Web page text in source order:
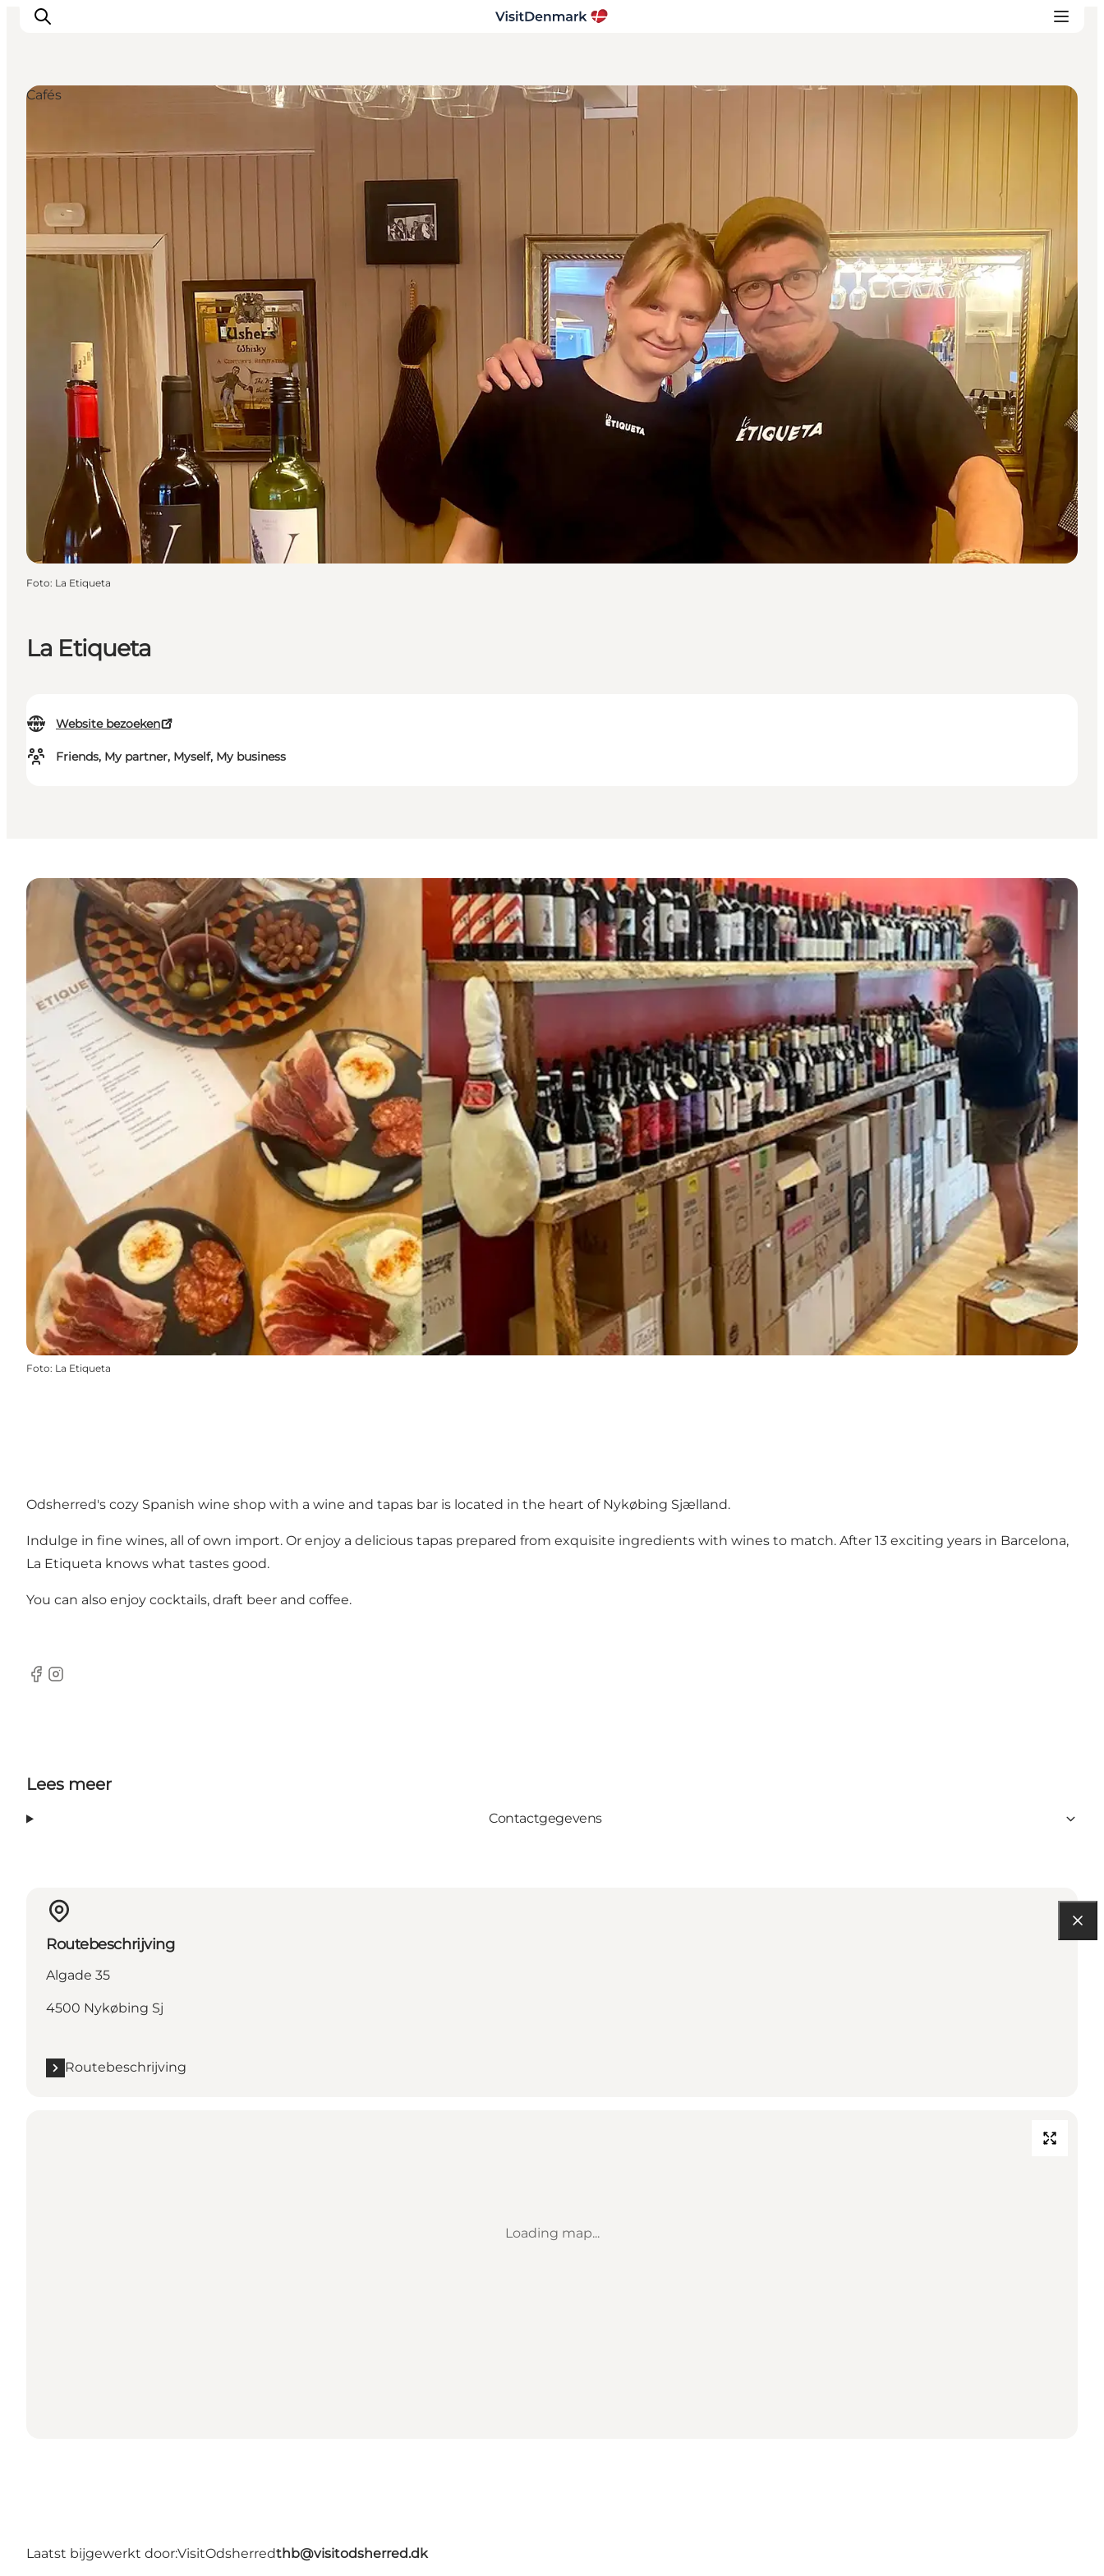
Bestemmingen
Wat te doen
Accommodaties
Plan je reis
La Etiqueta
Website bezoeken
Friends, My partner, Myself, My business
Cafés
Foto: La Etiqueta
Foto: La Etiqueta
Odsherred's cozy Spanish wine shop with a wine and tapas bar is located in the heart of Nykøbing Sjælland.
Indulge in fine wines, all of own import. Or enjoy a delicious tapas prepared from exquisite ingredients with wines to match. After 13 exciting years in Barcelona,
La Etiqueta knows what tastes good.
You can also enjoy cocktails, draft beer and coffee.
Facebook
Instagram
Lees meer
Contactgegevens
Routebeschrijving
Algade 35
4500 Nykøbing Sj
Routebeschrijving
Loading map...
Laatst bijgewerkt door:VisitOdsherredthb@visitodsherred.dk